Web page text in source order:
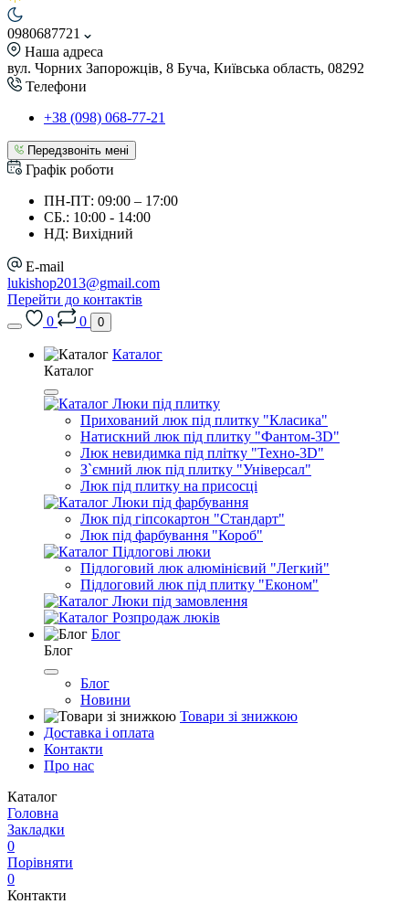
0980687721
Наша адреса
вул. Чорних Запорожців, 8 Буча, Київська область, 08292
Телефони
+38 (098) 068-77-21
Передзвоніть мені
Графік роботи
ПН-ПТ: 09:00 – 17:00
СБ.: 10:00 - 14:00
НД: Вихідний
E-mail
lukishop2013@gmail.com
Перейти до контактів
0
0 0
Каталог
Каталог
Люки під плитку
Прихований люк під плитку "Класика"
Натискний люк під плитку "Фантом-3D"
Люк невидимка під плітку "Техно-3D"
З`ємний люк під плитку "Універсал"
Люк під плитку на присосці
Люки під фарбування
Люк під гіпсокартон "Стандарт"
Люк під фарбування "Короб"
Підлогові люки
Підлоговий люк алюмінієвий "Легкий"
Підлоговий люк під плитку "Економ"
Люки під замовлення
Розпродаж люків
Блог
Блог
Блог
Новини
Товари зі знижкою
Доставка і оплата
Контакти
Про нас
Каталог
Головна
Закладки
0
Порівняти
0
Контакти